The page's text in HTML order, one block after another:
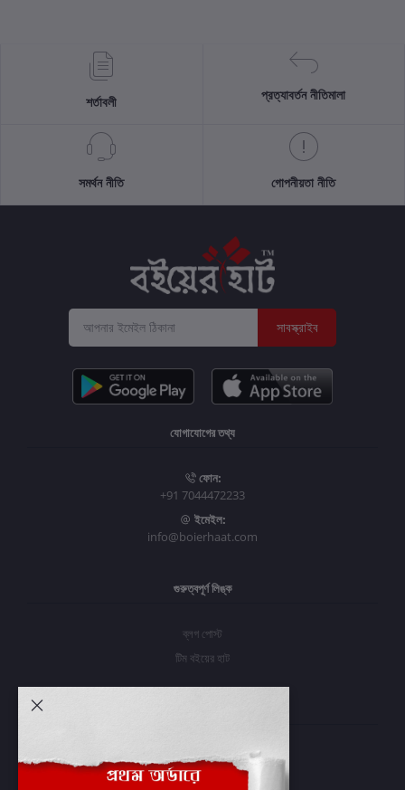
শর্তাবলী প্রত্যাবর্তন নীতিমালা
সমর্থন নীতি গোপনীয়তা নীতি
সাবস্ক্রাইব
যোগাযোগের তথ্য
ফোন:
+91 7044472233
ইমেইল:
info@boierhaat.com
গুরুত্বপূর্ণ লিঙ্ক
ব্লগ পোস্ট
টিম বইয়ের হাট
প্রবেশ করুন
অর্ডার ইতিহাস